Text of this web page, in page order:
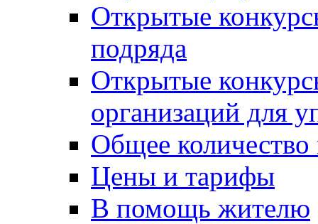
Открытые
подряда
Открытые
организаций для
Общее
Цены и тарифы
В помощь жителю